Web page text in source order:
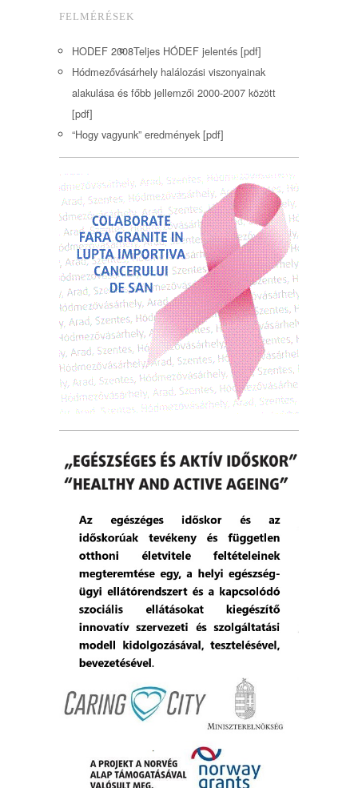
FELMÉRÉSEK
HODEF 2008Teljes HÓDEF jelentés [pdf]
Hódmezővásárhely halálozási viszonyainak
alakulása és főbb jellemzői 2000-2007 között
[pdf]
“Hogy vagyunk” eredmények [pdf]